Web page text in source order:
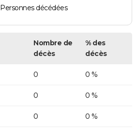
Personnes décédées
Nombre de
décès
% des
décès
0 0 %
0 0 %
0 0 %